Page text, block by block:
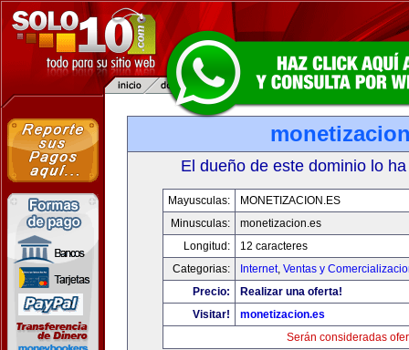
El dueño de este dominio lo
Mayusculas:
MONETIZACION.ES
Minusculas:
monetizacion.es
Longitud:
12 caracteres
Categorias:
Internet, Ventas y
Precio:
Realizar una oferta!
Visitar!
monetizacion.es
Serán consideradas